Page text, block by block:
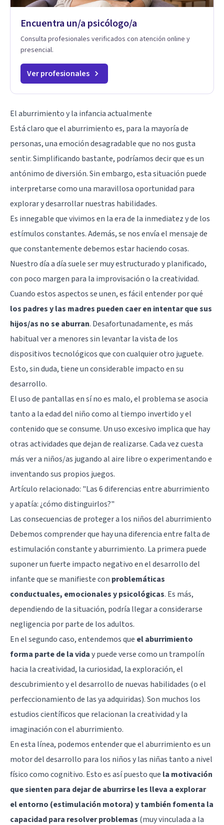
Encuentra un/a psicólogo/a
Consulta profesionales verificados con atención online y
presencial.
Ver profesionales
El aburrimiento y la infancia actualmente
Está claro que el aburrimiento es, para la mayoría de
personas, una emoción desagradable que no nos gusta
sentir. Simplificando bastante, podríamos decir que es un
antónimo de diversión. Sin embargo, esta situación puede
interpretarse como una maravillosa oportunidad para
explorar y desarrollar nuestras habilidades.
Es innegable que vivimos en la era de la inmediatez y de los
estímulos constantes. Además, se nos envía el mensaje de
que constantemente debemos estar haciendo cosas.
Nuestro día a día suele ser muy estructurado y planificado,
con poco margen para la improvisación o la creatividad.
Cuando estos aspectos se unen, es fácil entender por qué
los padres y las madres pueden caer en intentar que sus
hijos/as no se aburran. Desafortunadamente, es más
habitual ver a menores sin levantar la vista de los
dispositivos tecnológicos que con cualquier otro juguete.
Esto, sin duda, tiene un considerable impacto en su
desarrollo.
El uso de pantallas en sí no es malo, el problema se asocia
tanto a la edad del niño como al tiempo invertido y el
contenido que se consume. Un uso excesivo implica que hay
otras actividades que dejan de realizarse. Cada vez cuesta
más ver a niños/as jugando al aire libre o experimentando e
inventando sus propios juegos.
Artículo relacionado: "Las 6 diferencias entre aburrimiento
y apatía: ¿cómo distinguirlos?"
Las consecuencias de proteger a los niños del aburrimiento
Debemos comprender que hay una diferencia entre falta de
estimulación constante y aburrimiento. La primera puede
suponer un fuerte impacto negativo en el desarrollo del
infante que se manifieste con problemáticas
conductuales, emocionales y psicológicas. Es más,
dependiendo de la situación, podría llegar a considerarse
negligencia por parte de los adultos.
En el segundo caso, entendemos que el aburrimiento
forma parte de la viday puede verse como un trampolín
hacia la creatividad, la curiosidad, la exploración, el
descubrimiento y el desarrollo de nuevas habilidades (o el
perfeccionamiento de las ya adquiridas). Son muchos los
estudios científicos que relacionan la creatividad y la
imaginación con el aburrimiento.
En esta línea, podemos entender que el aburrimiento es un
motor del desarrollo para los niños y las niñas tanto a nivel
físico como cognitivo. Esto es así puesto que la motivación
que sienten para dejar de aburrirse les lleva a explorar
el entorno (estimulación motora) y también fomenta la
capacidad para resolver problemas (muy vinculada a la